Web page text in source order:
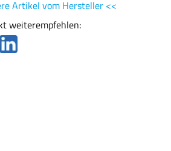
Artikel vom Hersteller <<
weiterempfehlen: